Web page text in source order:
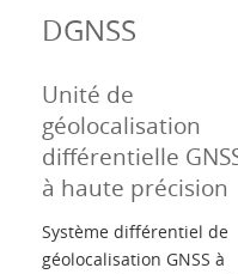
DGNSS
Unité de
géolocalisation
différentielle
à haute précision
Système différentiel de
géolocalisation GNSS à